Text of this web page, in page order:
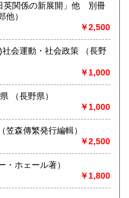
関係の新展開」他 別冊
他）
￥2,500
動・社会政策 （長野
￥1,000
長野県史 近世史料編 第9巻全県 （長野県）
￥1,000
英国救貧史研究 紀要第１４号 （笠森傳繁発行編輯）
￥2,500
チ・ジー・ホェール著）
￥1,800